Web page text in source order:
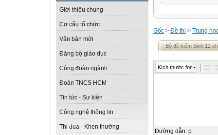
Giới thiệu chung
Cơ cấu tổ chức
Văn bản mới
Đảng bộ giáo dục
Công đoàn ngành
Đoàn TNCS HCM
Tin tức - Sự kiện
Công nghệ thông tin
Thi đua - Khen thưởng
Gốc > Đề thi > Trung
Bộ đề kiểm Sinh 12
Kích thước font
Đường dẫn: p